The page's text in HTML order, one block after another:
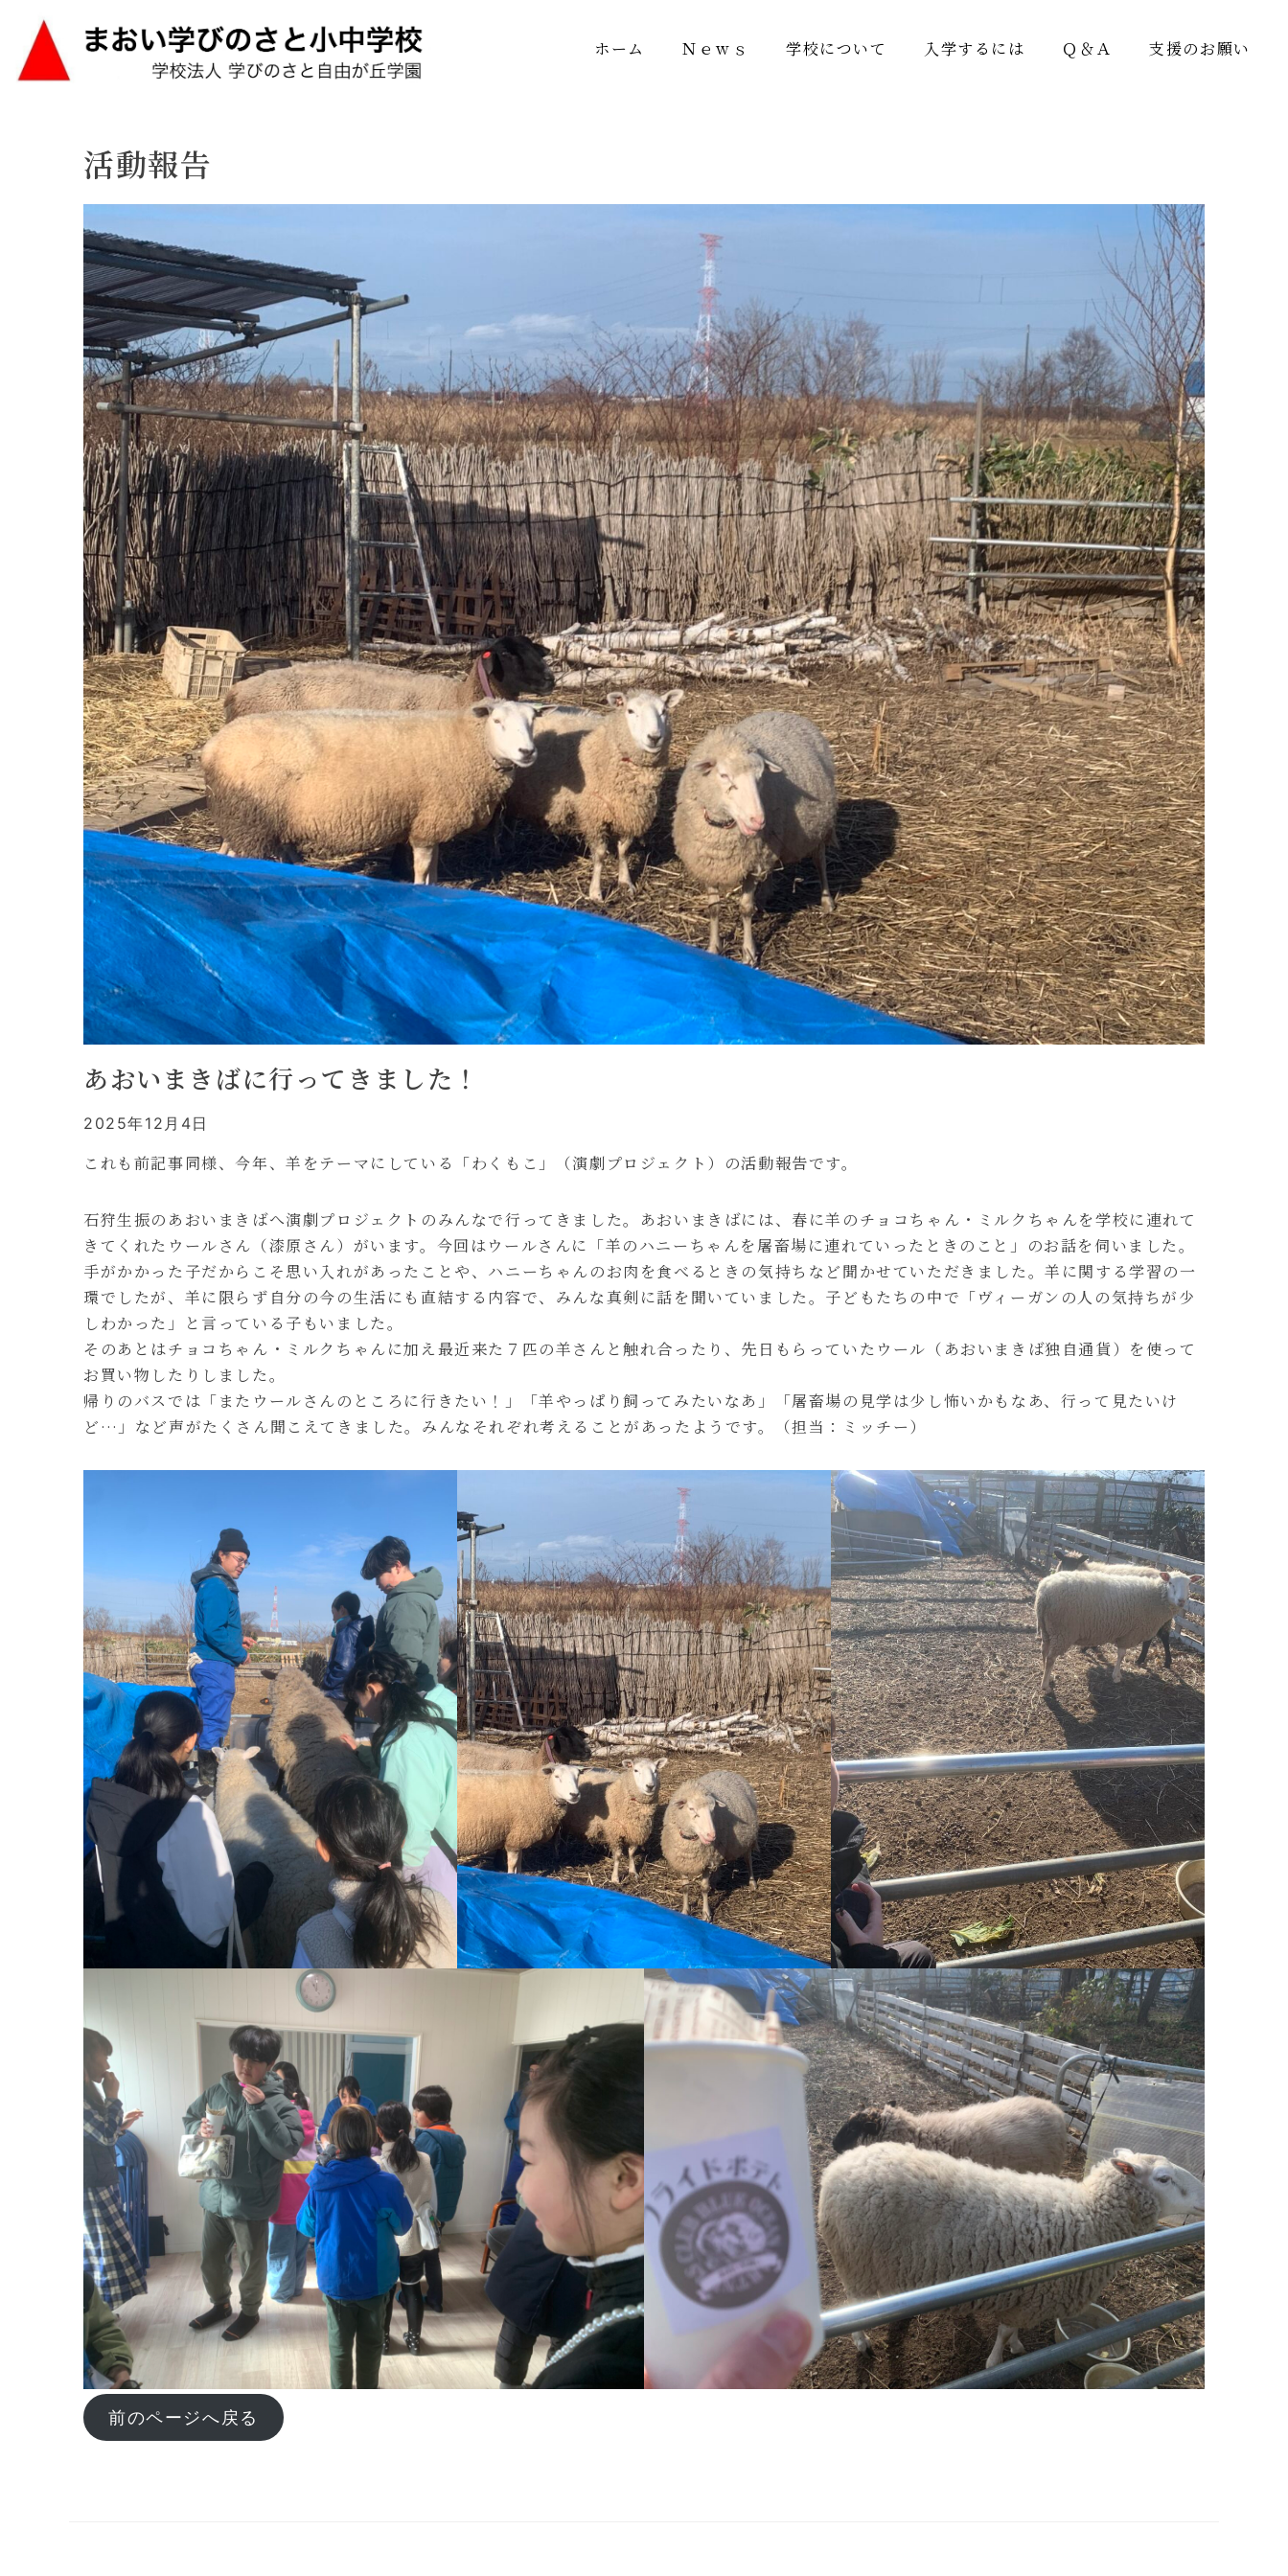
ホーム Ｎｅｗｓ 学校について 入学するには Ｑ＆Ａ 支援のお願い
活動報告
あおいまきばに行ってきました！
2025年12月4日
これも前記事同様、今年、羊をテーマにしている「わくもこ」（演劇プロジェクト）の活動報告です。
石狩生振のあおいまきばへ演劇プロジェクトのみんなで行ってきました。あおいまきばには、春に羊のチョコちゃん・ミルクちゃんを学校に連れて
きてくれたウールさん（漆原さん）がいます。今回はウールさんに「羊のハニーちゃんを屠畜場に連れていったときのこと」のお話を伺いました。
手がかかった子だからこそ思い入れがあったことや、ハニーちゃんのお肉を食べるときの気持ちなど聞かせていただきました。羊に関する学習の一
環でしたが、羊に限らず自分の今の生活にも直結する内容で、みんな真剣に話を聞いていました。子どもたちの中で「ヴィーガンの人の気持ちが少
しわかった」と言っている子もいました。
そのあとはチョコちゃん・ミルクちゃんに加え最近来た７匹の羊さんと触れ合ったり、先日もらっていたウール（あおいまきば独自通貨）を使って
お買い物したりしました。
帰りのバスでは「またウールさんのところに行きたい！」「羊やっぱり飼ってみたいなあ」「屠畜場の見学は少し怖いかもなあ、行って見たいけ
ど…」など声がたくさん聞こえてきました。みんなそれぞれ考えることがあったようです。（担当：ミッチー）
前のページへ戻る